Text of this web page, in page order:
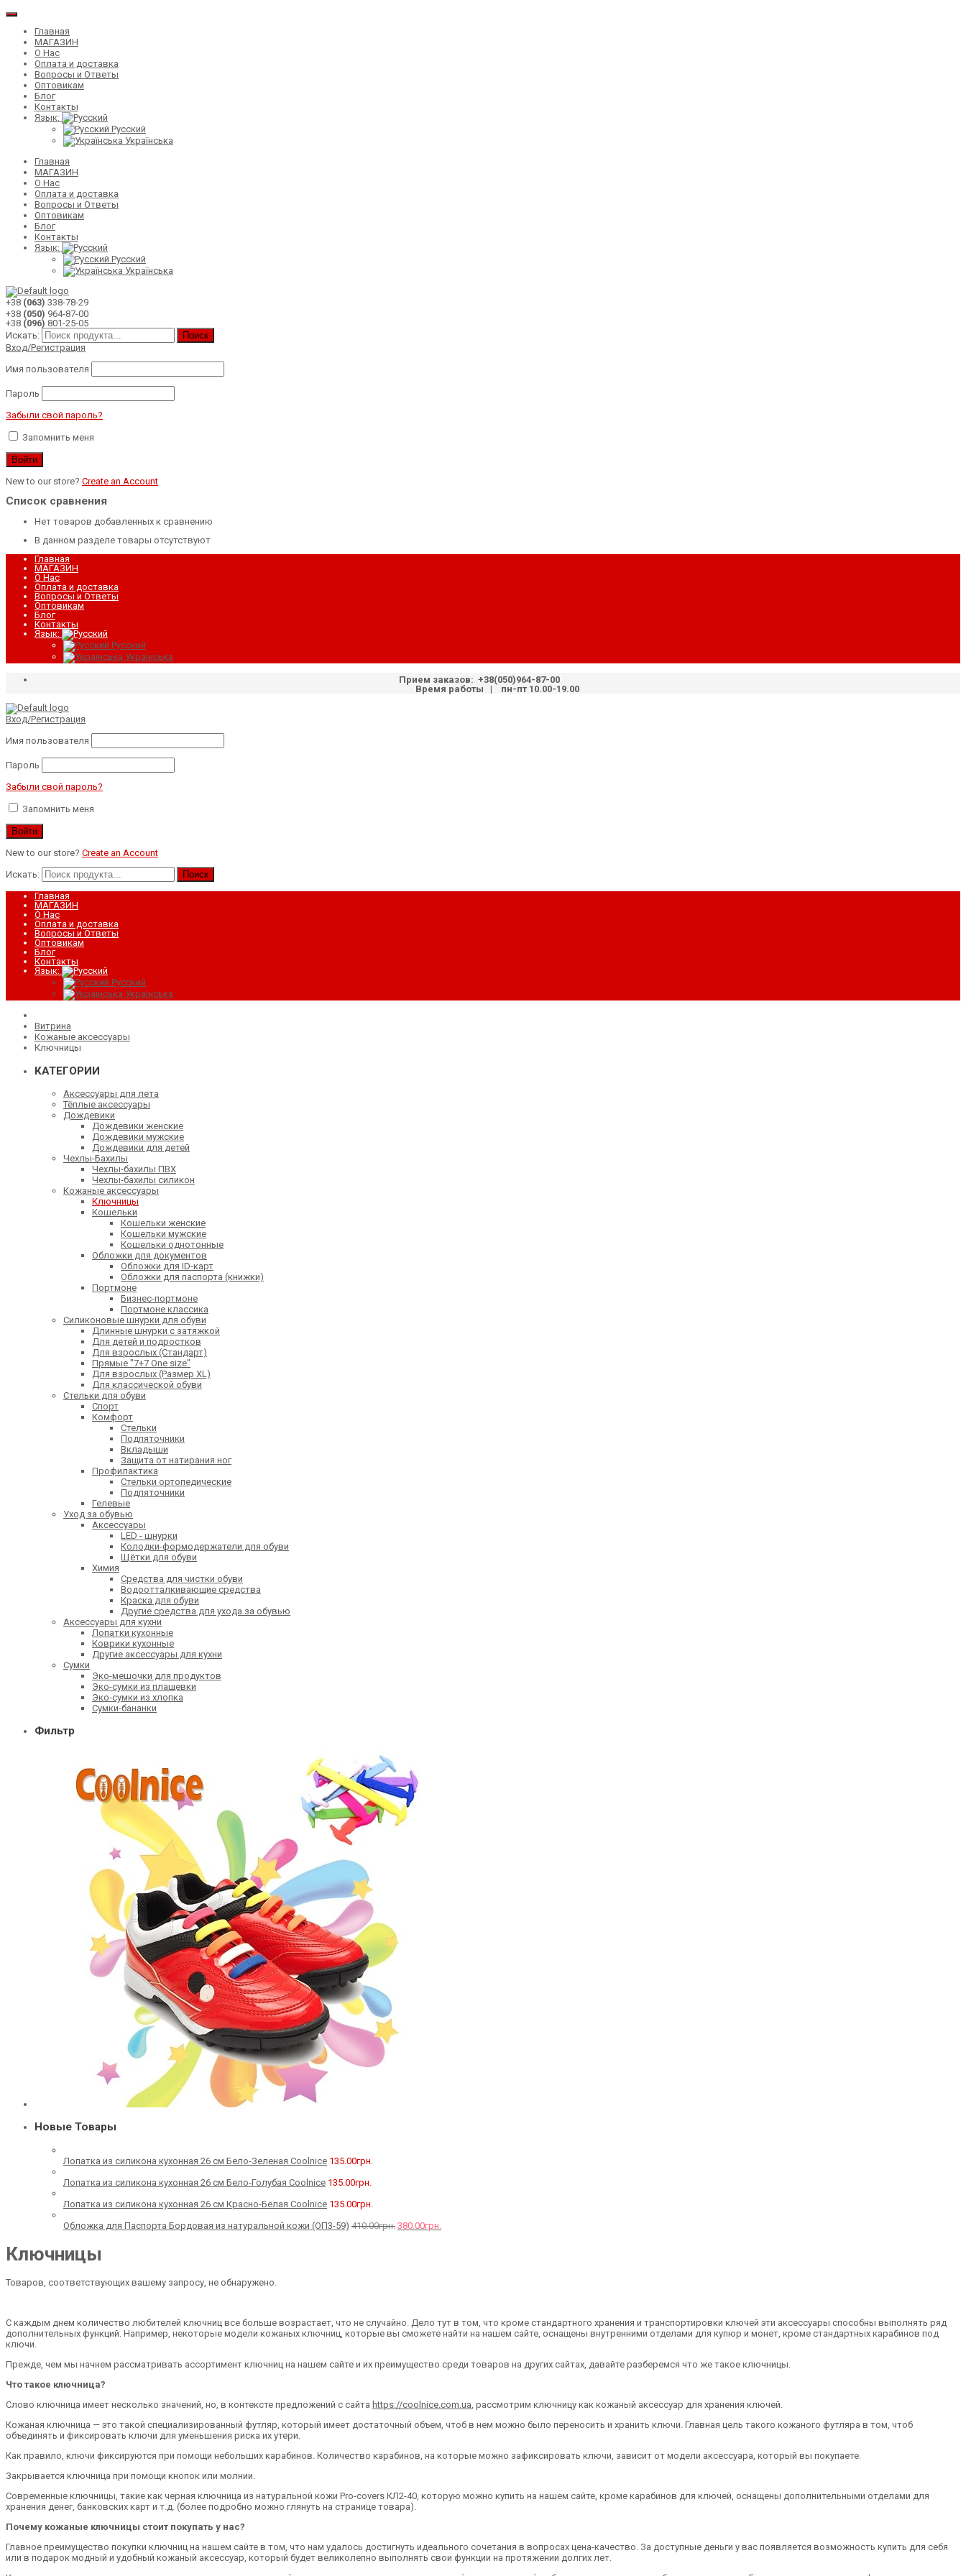
Главная
МАГАЗИН
О Нас
Оплата и доставка
Вопросы и Ответы
Оптовикам
Блог
Контакты
Язык:
Русский
Українська
Главная
МАГАЗИН
О Нас
Оплата и доставка
Вопросы и Ответы
Оптовикам
Блог
Контакты
Язык:
Русский
Українська
+38 (063) 338-78-29
+38 (050) 964-87-00
+38 (096) 801-25-05
Искать:
Поиск
Вход/Регистрация
Имя пользователя
Пароль
Забыли свой пароль?
Запомнить меня
New to our store? Create an Account
Список сравнения
Нет товаров добавленных к сравнению
В данном разделе товары отсутствуют
Главная
МАГАЗИН
О Нас
Оплата и доставка
Вопросы и Ответы
Оптовикам
Блог
Контакты
Язык:
Русский
Українська
Прием заказов: +38(050)964-87-00
Время работы | пн-пт 10.00-19.00
Вход/Регистрация
Имя пользователя
Пароль
Забыли свой пароль?
Запомнить меня
New to our store? Create an Account
Искать:
Поиск
Главная
МАГАЗИН
О Нас
Оплата и доставка
Вопросы и Ответы
Оптовикам
Блог
Контакты
Язык:
Русский
Українська
Витрина
Кожаные аксессуары
Ключницы
КАТЕГОРИИ
Аксессуары для лета
Тёплые аксессуары
Дождевики
Дождевики женские
Дождевики мужские
Дождевики для детей
Чехлы-Бахилы
Чехлы-бахилы ПВХ
Чехлы-бахилы силикон
Кожаные аксессуары
Ключницы
Кошельки
Кошельки женские
Кошельки мужские
Кошельки однотонные
Обложки для документов
Обложки для ID-карт
Обложки для паспорта (книжки)
Портмоне
Бизнес-портмоне
Портмоне классика
Силиконовые шнурки для обуви
Длинные шнурки с затяжкой
Для детей и подростков
Для взрослых (Стандарт)
Прямые "7+7 One size"
Для взрослых (Размер XL)
Для классической обуви
Стельки для обуви
Спорт
Комфорт
Стельки
Подпяточники
Вкладыши
Защита от натирания ног
Профилактика
Стельки ортопедические
Подпяточники
Гелевые
Уход за обувью
Аксессуары
LED - шнурки
Колодки-формодержатели для обуви
Щётки для обуви
Химия
Средства для чистки обуви
Водоотталкивающие средства
Краска для обуви
Другие средства для ухода за обувью
Аксессуары для кухни
Лопатки кухонные
Коврики кухонные
Другие аксессуары для кухни
Сумки
Эко-мешочки для продуктов
Эко-сумки из плащевки
Эко-сумки из хлопка
Сумки-бананки
Фильтр
Новые Товары
Лопатка из силикона кухонная 26 см Бело-Зеленая Coolnice 135.00грн.
Лопатка из силикона кухонная 26 см Бело-Голубая Coolnice 135.00грн.
Лопатка из силикона кухонная 26 см Красно-Белая Coolnice 135.00грн.
Обложка для Паспорта Бордовая из натуральной кожи (ОП3-59) 410.00грн. 380.00грн.
Ключницы
Товаров, соответствующих вашему запросу, не обнаружено.
С каждым днем количество любителей ключниц все больше возрастает, что не случайно. Дело тут в том, что кроме стандартного хранения и транспортировки ключей эти аксессуары способны выполнять ряд
дополнительных функций. Например, некоторые модели кожаных ключниц, которые вы сможете найти на нашем сайте, оснащены внутренними отделами для купюр и монет, кроме стандартных карабинов под
ключи.
Прежде, чем мы начнем рассматривать ассортимент ключниц на нашем сайте и их преимущество среди товаров на других сайтах, давайте разберемся что же такое ключницы.
Что такое ключница?
Слово ключница имеет несколько значений, но, в контексте предложений с сайта https://coolnice.com.ua, рассмотрим ключницу как кожаный аксессуар для хранения ключей.
Кожаная ключница — это такой специализированный футляр, который имеет достаточный объем, чтоб в нем можно было переносить и хранить ключи. Главная цель такого кожаного футляра в том, чтоб
объединять и фиксировать ключи для уменьшения риска их утери.
Как правило, ключи фиксируются при помощи небольших карабинов. Количество карабинов, на которые можно зафиксировать ключи, зависит от модели аксессуара, который вы покупаете.
Закрывается ключница при помощи кнопок или молнии.
Современные ключницы, такие как черная ключница из натуральной кожи Pro-covers КЛ2-40, которую можно купить на нашем сайте, кроме карабинов для ключей, оснащены дополнительными отделами для
хранения денег, банковских карт и т.д. (более подробно можно глянуть на странице товара).
Почему кожаные ключницы стоит покупать у нас?
Главное преимущество покупки ключниц на нашем сайте в том, что нам удалось достигнуть идеального сочетания в вопросах цена-качество. За доступные деньги у вас появляется возможность купить для себя
или в подарок модный и удобный кожаный аксессуар, который будет великолепно выполнять свои функции на протяжении долгих лет.